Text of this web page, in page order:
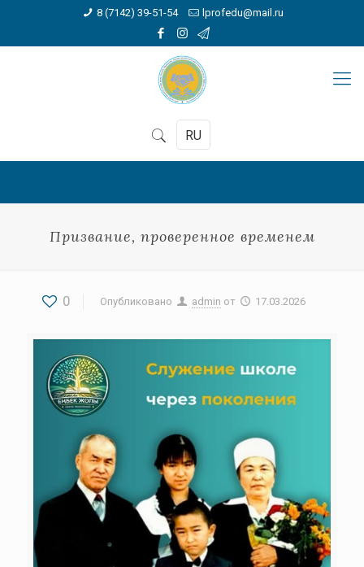
8 (7142) 39-51-54 lprofedu@mail.ru
RU
Призвание, проверенное временем
0 Опубликовано admin от 17.03.2026